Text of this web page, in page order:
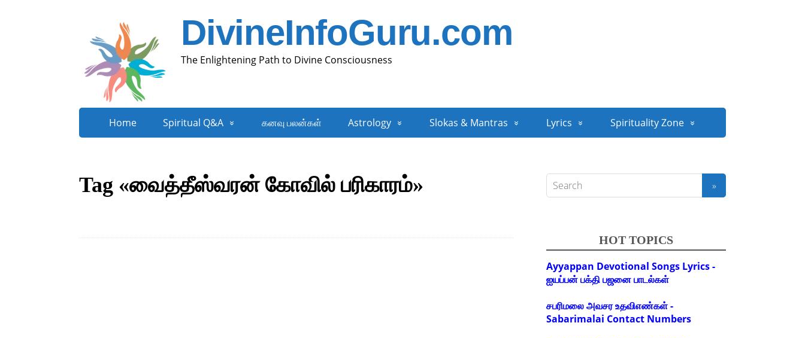
DivineInfoGuru.com
The Enlightening Path to Divine Consciousness
Home Spiritual Q&A கனவு பலன்கள் Astrology Slokas & Mantras Lyrics Spirituality Zone
Tag «வைத்தீஸ்வரன் கோவில் பரிகாரம்»
HOT TOPICS
Ayyappan Devotional Songs Lyrics -
ஐயப்பன் பக்தி பஜனை பாடல்கள்
சபரிமலை அவசர உதவிஎண்கள் -
Sabarimalai Contact Numbers